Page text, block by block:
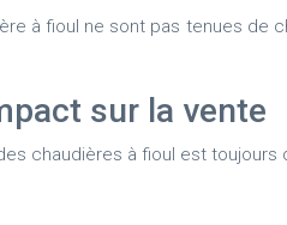
à fioul ne sont pas tenues
sur la vente
chaudières à fioul est